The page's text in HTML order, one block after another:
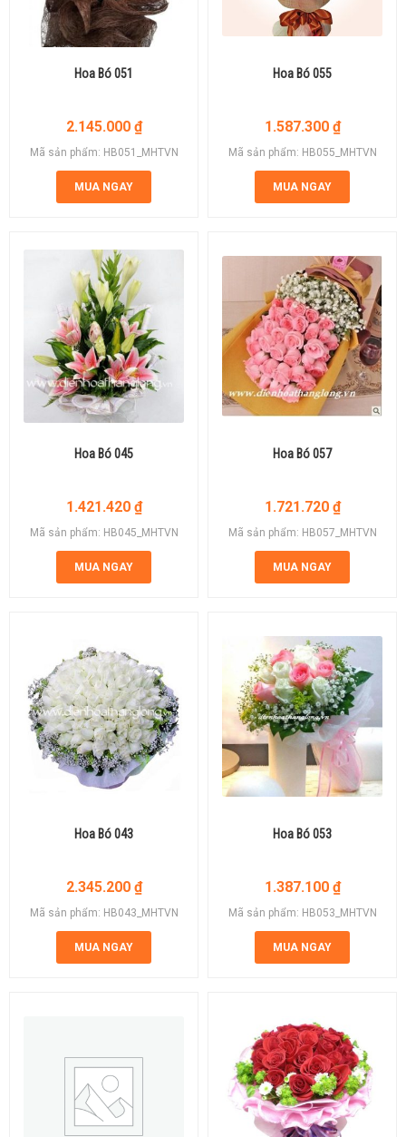
Hoa Bó 051
2.145.000 ₫
Mã sản phẩm: HB051_MHTVN
MUA NGAY
Hoa Bó 055
1.587.300 ₫
Mã sản phẩm: HB055_MHTVN
MUA NGAY
Hoa Bó 045
1.421.420 ₫
Mã sản phẩm: HB045_MHTVN
MUA NGAY
Hoa Bó 057
1.721.720 ₫
Mã sản phẩm: HB057_MHTVN
MUA NGAY
Hoa Bó 043
2.345.200 ₫
Mã sản phẩm: HB043_MHTVN
MUA NGAY
Hoa Bó 053
1.387.100 ₫
Mã sản phẩm: HB053_MHTVN
MUA NGAY